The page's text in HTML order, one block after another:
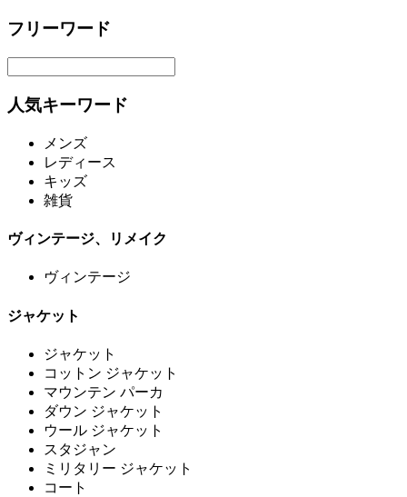
フリーワード
人気キーワード
メンズ
レディース
キッズ
雑貨
ヴィンテージ、リメイク
ヴィンテージ
ジャケット
ジャケット
コットン ジャケット
マウンテン パーカ
ダウン ジャケット
ウール ジャケット
スタジャン
ミリタリー ジャケット
コート